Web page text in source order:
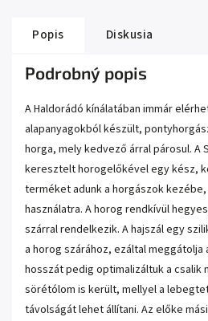
Popis Diskusia
Podrobný popis
A Haldorádó kínálatában immár
alapanyagokból készült,
horga, mely kedvező árral párosul. A
keresztelt horogelőkével egy kész,
terméket adunk a horgászok kezébe,
használatra. A horog rendkívül
szárral rendelkezik. A hajszál egy
a horog szárához, ezáltal meggátolja
hosszát pedig optimalizáltuk a csalik
sörétólom is került, mellyel a
távolságát lehet állítani. Az előke